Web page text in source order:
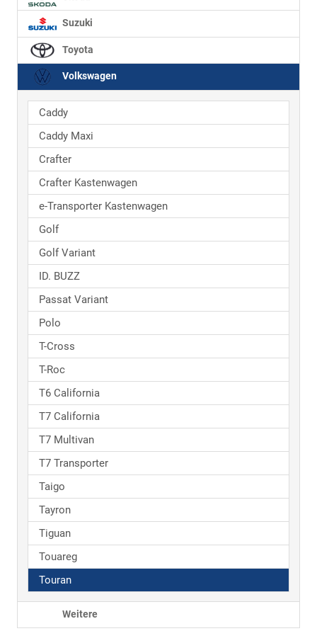
Suzuki
Toyota
Volkswagen
Caddy
Caddy Maxi
Crafter
Crafter Kastenwagen
e-Transporter Kastenwagen
Golf
Golf Variant
ID. BUZZ
Passat Variant
Polo
T-Cross
T-Roc
T6 California
T7 California
T7 Multivan
T7 Transporter
Taigo
Tayron
Tiguan
Touareg
Touran
Weitere